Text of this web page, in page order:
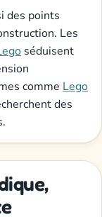
des points
Les
séduisent
comme Lego
des